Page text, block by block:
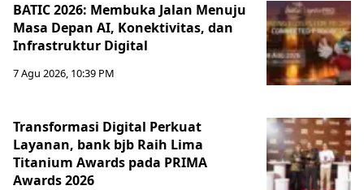
BATIC 2026: Membuka Jalan Menuju
Masa Depan AI, Konektivitas, dan
Infrastruktur Digital
7 Agu 2026, 10:39 PM
Transformasi Digital Perkuat
Layanan, bank bjb Raih Lima
Titanium Awards pada PRIMA
Awards 2026